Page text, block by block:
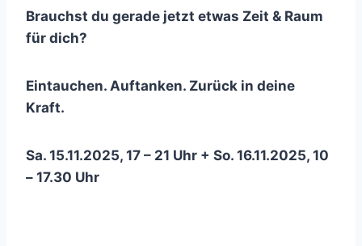
Brauchst du gerade jetzt etwas Zeit & Raum
für dich?
Eintauchen. Auftanken. Zurück in deine
Kraft.
Sa. 15.11.2025, 17 – 21 Uhr + So. 16.11.2025, 10
– 17.30 Uhr